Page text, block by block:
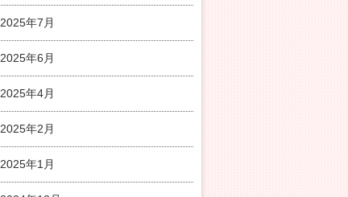
2025年7月
2025年6月
2025年4月
2025年2月
2025年1月